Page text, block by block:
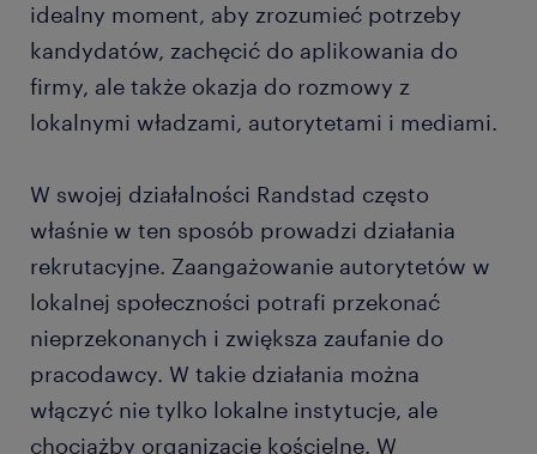
idealny moment, aby zrozumieć potrzeby
kandydatów, zachęcić do aplikowania do
firmy, ale także okazja do rozmowy z
lokalnymi władzami, autorytetami i mediami.
W swojej działalności Randstad często
właśnie w ten sposób prowadzi działania
rekrutacyjne. Zaangażowanie autorytetów w
lokalnej społeczności potrafi przekonać
nieprzekonanych i zwiększa zaufanie do
pracodawcy. W takie działania można
włączyć nie tylko lokalne instytucje, ale
chociażby organizacje kościelne. W